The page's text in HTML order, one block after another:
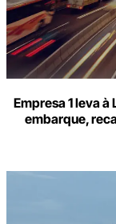
Empresa 1 leva
embarque,